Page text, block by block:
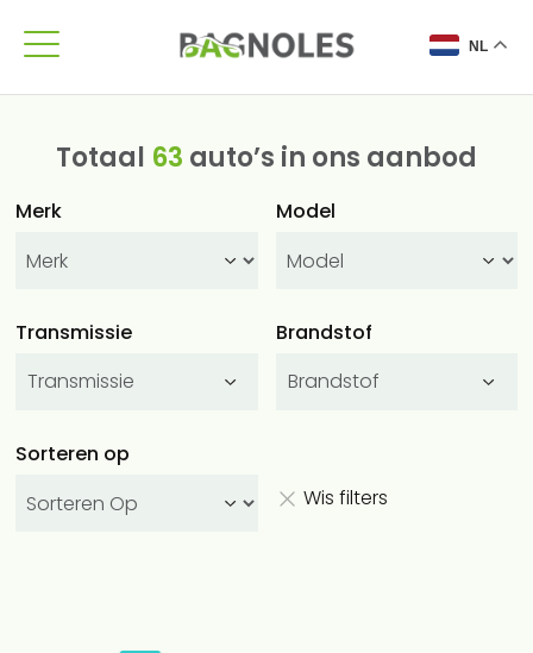
NL
Totaal 63 auto’s in ons aanbod
Merk Model
Transmissie
Transmissie
Brandstof
Brandstof
Sorteren op
Wis filters